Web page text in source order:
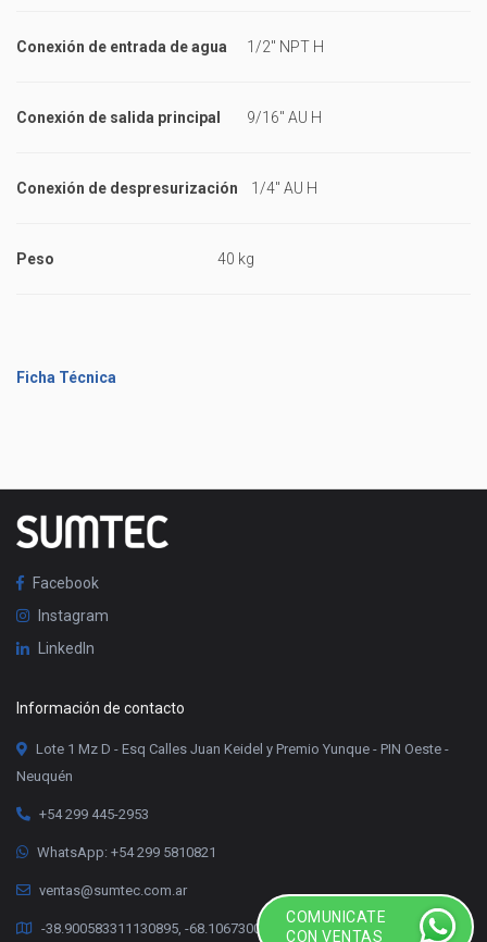
Conexión de entrada de agua 1/2" NPT H
Conexión de salida principal 9/16" AU H
Conexión de despresurización 1/4" AU H
Peso 40 kg
Ficha Técnica
Facebook
Instagram
LinkedIn
Información de contacto
Lote 1 Mz D - Esq Calles Juan Keidel y Premio Yunque - PIN Oeste -
Neuquén
+54 299 445-2953
WhatsApp: +54 299 5810821
ventas@sumtec.com.ar
-38.900583311130895, -68.10673000336078
COMUNICATE
CON VENTAS